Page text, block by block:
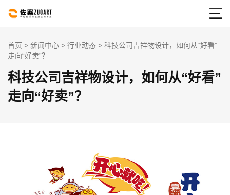

首页 > 新闻中心 > 行业动态 > 科技公司吉祥物设计，如何从“好看”
走向“好卖”？
科技公司吉祥物设计，如何从“好看”
走向“好卖”？